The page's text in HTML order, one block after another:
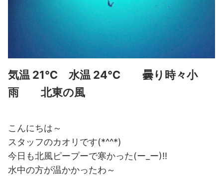
気温 21℃ 水温 24℃ 曇り時々小
雨 北東の風
こんにちは～
スタッフのカオリです(*^^*)
今日も北風ピープーで寒かった(ー_ー)!!
水中の方が温かかったわ～